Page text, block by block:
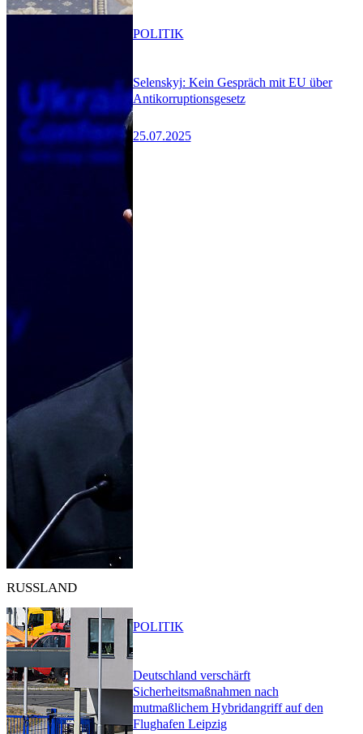
Selenskyj: Kein Gespräch mit EU über
Antikorruptionsgesetz
25.07.2025
POLITIK
RUSSLAND
Deutschland verschärft
Sicherheitsmaßnahmen nach
mutmaßlichem Hybridangriff auf den
Flughafen Leipzig
POLITIK